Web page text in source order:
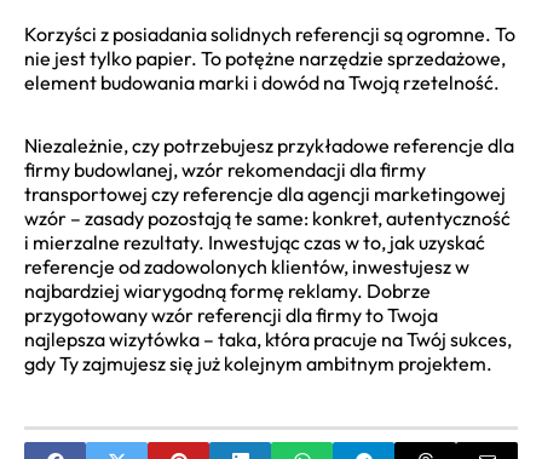
Korzyści z posiadania solidnych referencji są ogromne. To
nie jest tylko papier. To potężne narzędzie sprzedażowe,
element budowania marki i dowód na Twoją rzetelność.
Niezależnie, czy potrzebujesz przykładowe referencje dla
firmy budowlanej, wzór rekomendacji dla firmy
transportowej czy referencje dla agencji marketingowej
wzór – zasady pozostają te same: konkret, autentyczność
i mierzalne rezultaty. Inwestując czas w to, jak uzyskać
referencje od zadowolonych klientów, inwestujesz w
najbardziej wiarygodną formę reklamy. Dobrze
przygotowany wzór referencji dla firmy to Twoja
najlepsza wizytówka – taka, która pracuje na Twój sukces,
gdy Ty zajmujesz się już kolejnym ambitnym projektem.